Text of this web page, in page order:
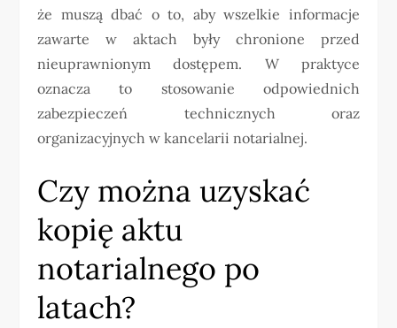
że muszą dbać o to, aby wszelkie informacje
zawarte w aktach były chronione przed
nieuprawnionym dostępem. W praktyce
oznacza to stosowanie odpowiednich
zabezpieczeń technicznych oraz
organizacyjnych w kancelarii notarialnej.
Czy można uzyskać
kopię aktu
notarialnego po
latach?